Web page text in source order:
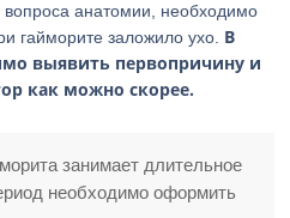
анатомии, необходимо
гайморите заложило ухо. В
выявить первопричину и
как можно скорее.
занимает длительное
необходимо оформить